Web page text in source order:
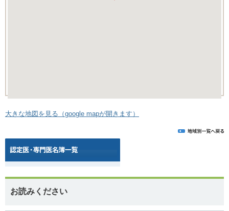
大きな地図を見る（google mapが開きます）
お読みください